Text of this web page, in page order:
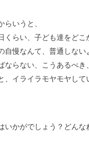
らいうと、
くらい、子ども達をど
自慢なんて、普通しな
ならない、こうあるべ
、イライラモヤモヤして
いかがでしょう？どん